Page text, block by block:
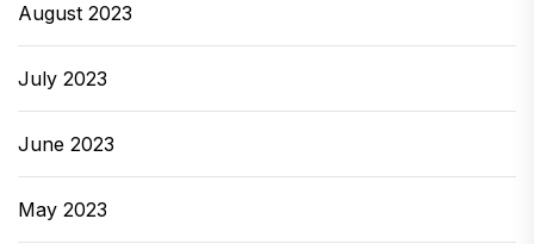
August 2023
July 2023
June 2023
May 2023